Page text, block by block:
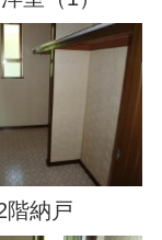
階納戸